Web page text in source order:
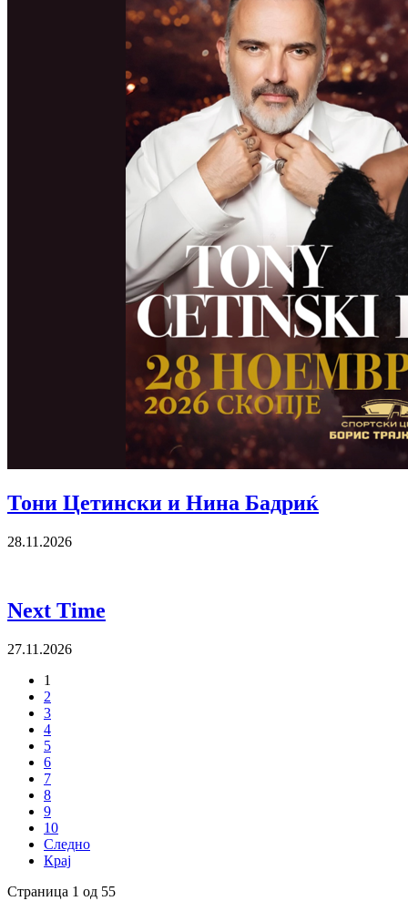
Тони Цетински и Нина Бадриќ
28.11.2026
Next Time
27.11.2026
1
2
3
4
5
6
7
8
9
10
Следно
Крај
Страница 1 од 55